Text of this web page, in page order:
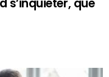
s’inquiéter, que